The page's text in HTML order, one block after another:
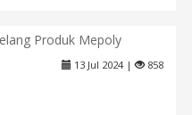
Produk Mepoly
13 Jul 2024 | 858